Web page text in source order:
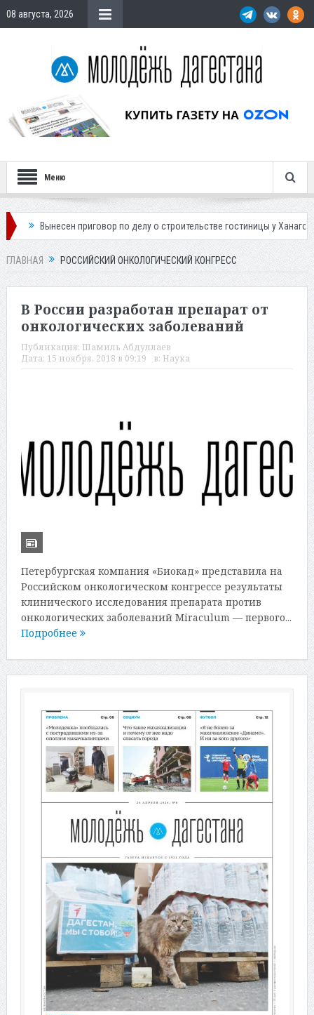
08 августа, 2026
Меню
Вынесен приговор по делу о строительстве гостиницы у Ханагского
ГЛАВНАЯ РОССИЙСКИЙ ОНКОЛОГИЧЕСКИЙ КОНГРЕСС
В России разработан препарат от
онкологических заболеваний
Публикация: Шамиль Абдуллаев
Дата: 15 ноября, 2018 в 09:19 в: Наука
Петербургская компания «Биокад» представила на
Российском онкологическом конгрессе результаты
клинического исследования препарата против
онкологических заболеваний Miraculum — первого...
Подробнее